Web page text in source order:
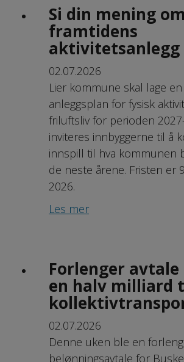
Si din mening om
framtidens
aktivitetsanlegg
02.07.2026
Lier kommune skal lage
anleggsplan for fysisk
friluftsliv for perioden
inviteres innbyggerne til å
innspill til hva kommunen
de neste årene. Fristen er
2026.
Les mer
Forlenger
en halv milliard
02.07.2026
Denne uken ble en
belønningsavtale for